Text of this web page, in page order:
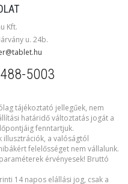
Kft.
u. 24b.
5003
tájékoztató jellegűek, nem
határidő változtatás jogát a
fenntartjuk.
illusztrációk, a valóságtól
felelősséget nem vállalunk.
érvényesek! Bruttó
14 napos elállási jog, csak a